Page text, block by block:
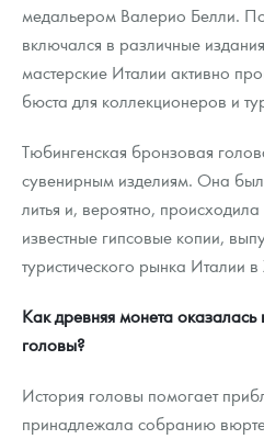
медальером Валерио Белли.
включался в различные
мастерские Италии активно
бюста для коллекционеров и
Тюбингенская бронзовая
сувенирным изделиям. Она
литья и, вероятно,
известные гипсовые копии,
туристического рынка Италии в
Как древняя монета
головы?
История головы помогает
принадлежала собранию